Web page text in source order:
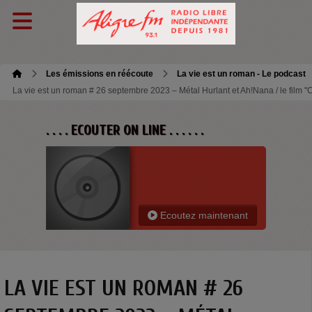
Les émissions en réécoute
La vie est un roman - Le podcast
La vie est un roman # 26 septembre 2023 – Métal Hurlant et Ah!Nana / le film
. . . . ECOUTER ON LINE . . . . . .
Ecoutez maintenant
LA VIE EST UN ROMAN # 26